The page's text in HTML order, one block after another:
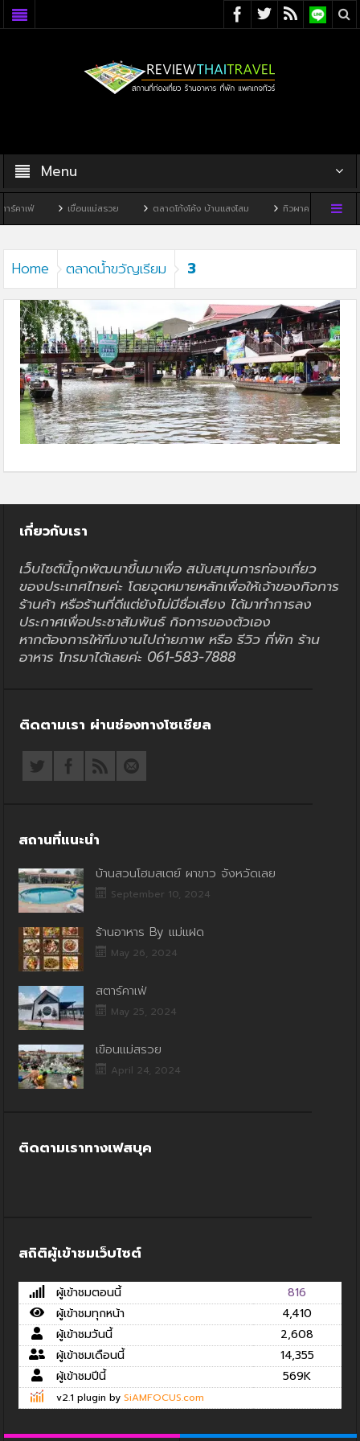
Menu
คาเฟ่ เขื่อนแม่สรวย ตลาดโก้งโค้ง บ้านแสงโสม ทิวผาคาเฟ่
Home ตลาดน้ำขวัญเรียม 3
เกี่ยวกับเรา
เว็บไซต์นี้ถูกพัฒนาขึ้นมาเพื่อ สนับสนุนการท่องเที่ยว
ของประเทศไทยค่ะ โดยจุดหมายหลักเพื่อให้เจ้าของกิจการ
ร้านค้า หรือร้านที่ดีแต่ยังไม่มีชื่อเสียง ได้มาทำการลง
ประกาศเพื่อประชาสัมพันธ์ กิจการของตัวเอง
หากต้องการให้ทีมงานไปถ่ายภาพ หรือ รีวิว ที่พัก ร้าน
อาหาร โทรมาได้เลยค่ะ 061-583-7888
ติดตามเรา ผ่านช่องทางโซเชียล
สถานที่แนะนำ
บ้านสวนโฮมสเตย์ ผาขาว จังหวัดเลย
September 10, 2024
ร้านอาหาร By แม่แฝด
May 26, 2024
สตาร์คาเฟ่
May 25, 2024
เขื่อนแม่สรวย
April 24, 2024
ติดตามเราทางเฟสบุค
สถิติผู้เข้าชมเว็บไซต์
ผู้เข้าชมตอนนี้
816
ผู้เข้าชมทุกหน้า
4,410
ผู้เข้าชมวันนี้
2,608
ผู้เข้าชมเดือนนี้
14,355
ผู้เข้าชมปีนี้
569K
v2.1 plugin by SiAMFOCUS.com